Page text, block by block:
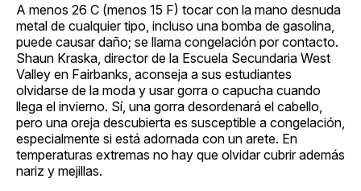
A menos 26 C (menos 15 F) tocar con la mano desnuda
metal de cualquier tipo, incluso una bomba de gasolina,
puede causar daño; se llama congelación por contacto.
Shaun Kraska, director de la Escuela Secundaria West
Valley en Fairbanks, aconseja a sus estudiantes
olvidarse de la moda y usar gorra o capucha cuando
llega el invierno. Sí, una gorra desordenará el cabello,
pero una oreja descubierta es susceptible a congelación,
especialmente si está adornada con un arete. En
temperaturas extremas no hay que olvidar cubrir además
nariz y mejillas.